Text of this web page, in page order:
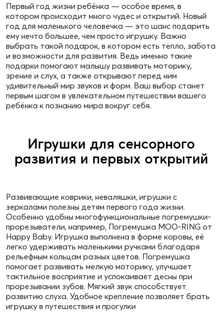
Первый год жизни ребёнка — особое время, в
котором происходит много чудес и открытий. Новый
год для маленького человечка — это шанс подарить
ему нечто большее, чем просто игрушку. Важно
выбрать такой подарок, в котором есть тепло, забота
и возможности для развития. Ведь именно такие
подарки помогают малышу развивать моторику,
зрение и слух, а также открывают перед ним
удивительный мир звуков и форм. Ваш выбор станет
первым шагом в увлекательном путешествии вашего
ребёнка к познанию мира вокруг себя.
Игрушки для сенсорного
развития и первых открытий
Развивающие коврики, неваляшки, игрушки с
зеркалами полезны детям первого года жизни.
Особенно удобны многофункциональные погремушки-
прорезыватели, например, Погремушка MOO-RING от
Happy Baby. Игрушка выполнена в форме коровы, её
легко удерживать маленькими ручками благодаря
рельефным кольцам разных цветов. Погремушка
помогает развивать мелкую моторику, улучшает
тактильное восприятие и успокаивает десны при
прорезывании зубов. Мягкий звук способствует
развитию слуха. Удобное крепление позволяет брать
игрушку в путешествия и прогулки